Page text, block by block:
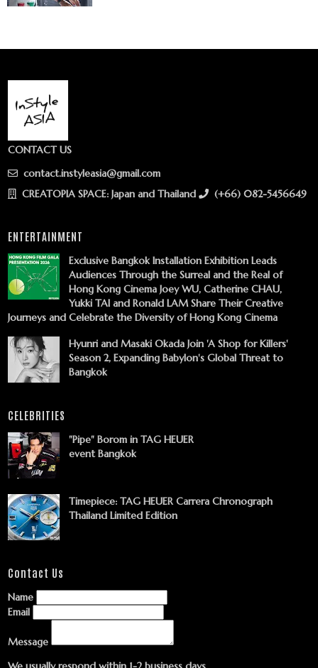
CONTACT US
contact.instyleasia@gmail.com
CREATOPIA SPACE: Japan and Thailand
(+66) 082-5456649
ENTERTAINMENT
Exclusive Bangkok Installation Exhibition Leads
Audiences Through the Surreal and the Real of
Hong Kong Cinema Joey WU, Catherine CHAU,
Yukki TAI and Ronald LAM Share Their Creative
Journeys and Celebrate the Diversity of Hong Kong Cinema
Hyunri and Masaki Okada Join 'A Shop for Killers'
Season 2, Expanding Babylon's Global Threat to
Bangkok
CELEBRITIES
"Pipe" Borom in TAG HEUER
event Bangkok
Timepiece: TAG HEUER Carrera Chronograph
Thailand Limited Edition
Contact Us
Name
Email
Message